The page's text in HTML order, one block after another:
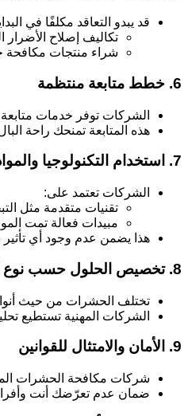
قد يبدو التعاقد مكلفًا في
تكاليف إصلاح الأضرار
شراء منتجات
6. خطط متابعة منتظمة
الشركات توفر خدمات
هذه المتابعة تمنحك راحة
7. استخدام التكنولوجيا والمواد الحديثة
الشركات تعتمد على:
تقنيات متقدمة مثل
مبيدات فعالة تمت
هذا يضمن عدم وجود أي تأثير
8. تخصيص الحلول حسب نوع الحشرات
تختلف الحشرات من حيث
الشركات المهنية تستطيع
9. الأمان والامتثال للقوانين
شركات مكافحة الحشرات
ضمان عدم تعرّضك أنت